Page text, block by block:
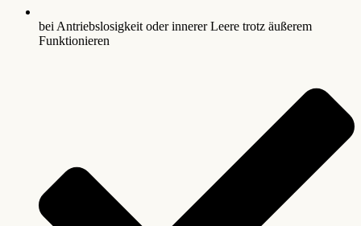
bei Antriebslosigkeit oder innerer Leere trotz äußerem
Funktionieren